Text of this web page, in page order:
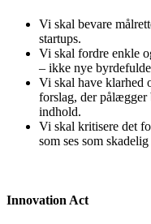
Vi skal bevare
startups.
Vi skal fordre enkle
– ikke nye
Vi skal have klarhed
forslag, der pålægger
indhold.
Vi skal kritisere det
som ses som
Innovation Act